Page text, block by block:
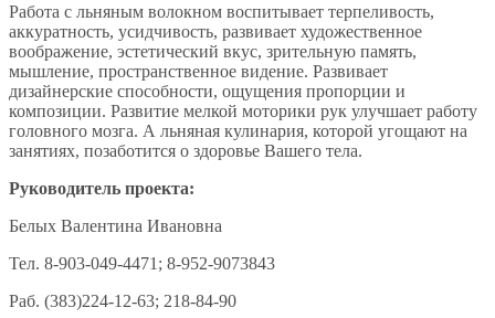
Работа с льняным волокном воспитывает терпеливость,
аккуратность, усидчивость, развивает художественное
воображение, эстетический вкус, зрительную память,
мышление, пространственное видение. Развивает
дизайнерские способности, ощущения пропорции и
композиции. Развитие мелкой моторики рук улучшает работу
головного мозга. А льняная кулинария, которой угощают на
занятиях, позаботится о здоровье Вашего тела.
Руководитель проекта:
Белых Валентина Ивановна
Тел. 8-903-049-4471; 8-952-9073843
Раб. (383)224-12-63; 218-84-90